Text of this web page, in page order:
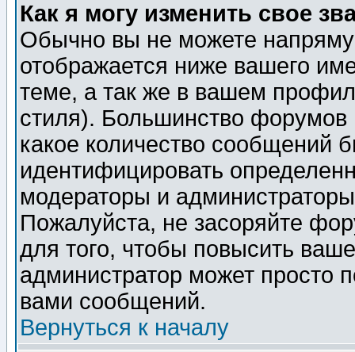
Как я могу изменить свое
Обычно вы не можете
отображается ниже вашего
теме, а так же в вашем
стиля). Большинство форумов
какое количество сообщений
идентифицировать
модераторы и
Пожалуйста, не засоряйте
для того, чтобы повысить
администратор может просто
вами сообщений.
Вернуться к началу